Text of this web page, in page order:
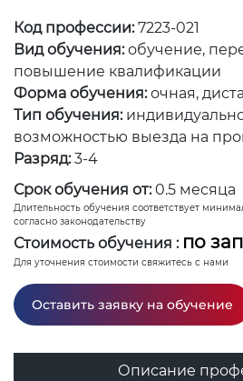
Код профессии:7223-021
Вид обучения: обучение,
повышение квалификации
Форма обучения: очная,
Тип обучения:
возможностью выезда на
Разряд: 3-4
Срок обучения от: 0.5 месяца
Длительность обучения соответствует
согласно законодательству
Стоимость обучения : по
Для уточнения стоимости свяжитесь с нами
Оставить заявку на обучение
Описание